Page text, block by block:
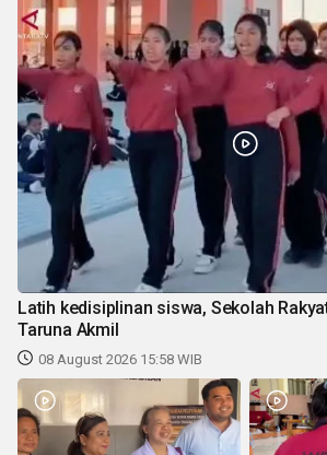
Latih kedisiplinan siswa, Sekolah
Taruna Akmil
08 August 2026 15:58 WIB